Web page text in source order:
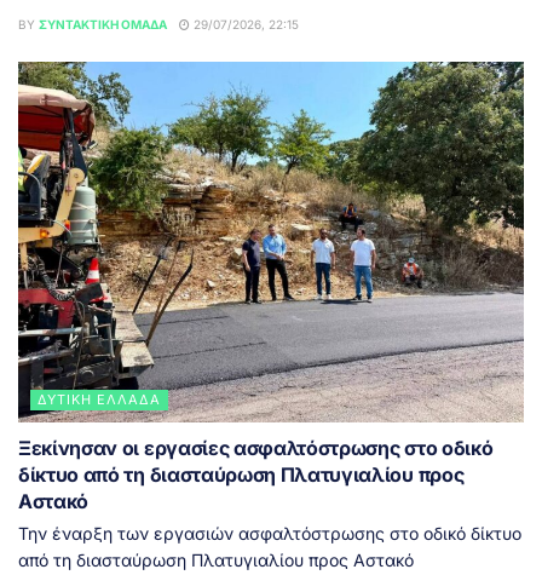
BY ΣΥΝΤΑΚΤΙΚΉ ΟΜΆΔΑ 29/07/2026, 22:15
ΔΥΤΙΚΉ ΕΛΛΆΔΑ
Ξεκίνησαν οι εργασίες ασφαλτόστρωσης στο οδικό
δίκτυο από τη διασταύρωση Πλατυγιαλίου προς
Αστακό
Την έναρξη των εργασιών ασφαλτόστρωσης στο οδικό δίκτυο
από τη διασταύρωση Πλατυγιαλίου προς Αστακό